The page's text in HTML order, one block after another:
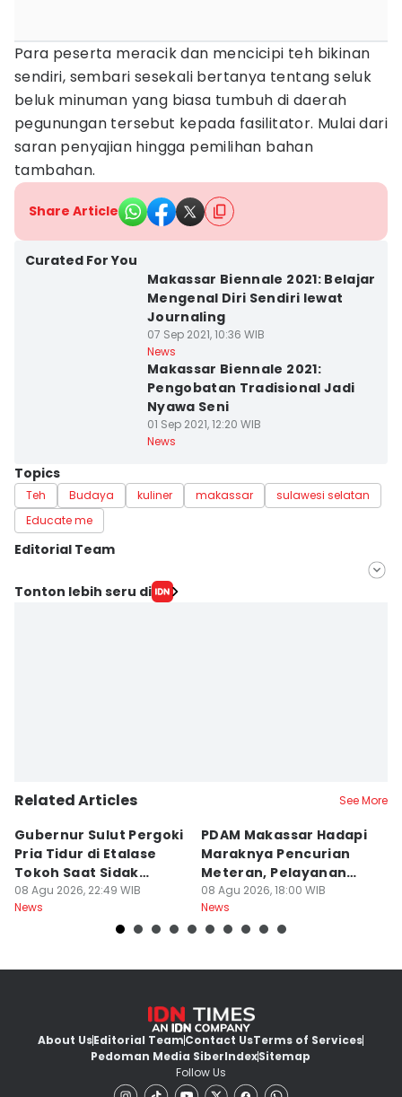
Para peserta meracik dan mencicipi teh bikinan
sendiri, sembari sesekali bertanya tentang seluk
beluk minuman yang biasa tumbuh di daerah
pegunungan tersebut kepada fasilitator. Mulai dari
saran penyajian hingga pemilihan bahan
tambahan.
Share Article
Curated For You
Makassar Biennale 2021: Belajar
Mengenal Diri Sendiri lewat
Journaling
07 Sep 2021, 10:36 WIB
News
Makassar Biennale 2021:
Pengobatan Tradisional Jadi
Nyawa Seni
01 Sep 2021, 12:20 WIB
News
Topics
Teh Budaya kuliner makassar
sulawesi selatan
Educate me
Editorial Team
Editor
Tonton lebih seru di
Related Articles See More
Gubernur Sulut Pergoki
Pria Tidur di Etalase
Tokoh Saat Sidak
Gedung
08 Agu 2026, 22:49 WIB
News
PDAM Makassar Hadapi
Maraknya Pencurian
Meteran, Pelayanan
Ikut Terdampak
08 Agu 2026, 18:00 WIB
News
About UsEditorial TeamContact UsTerms of Services
Pedoman Media SiberIndexSitemap
Follow Us